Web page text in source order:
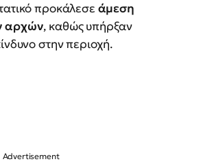
προκάλεσε άμεση
αρχών, καθώς υπήρξαν
στην περιοχή.